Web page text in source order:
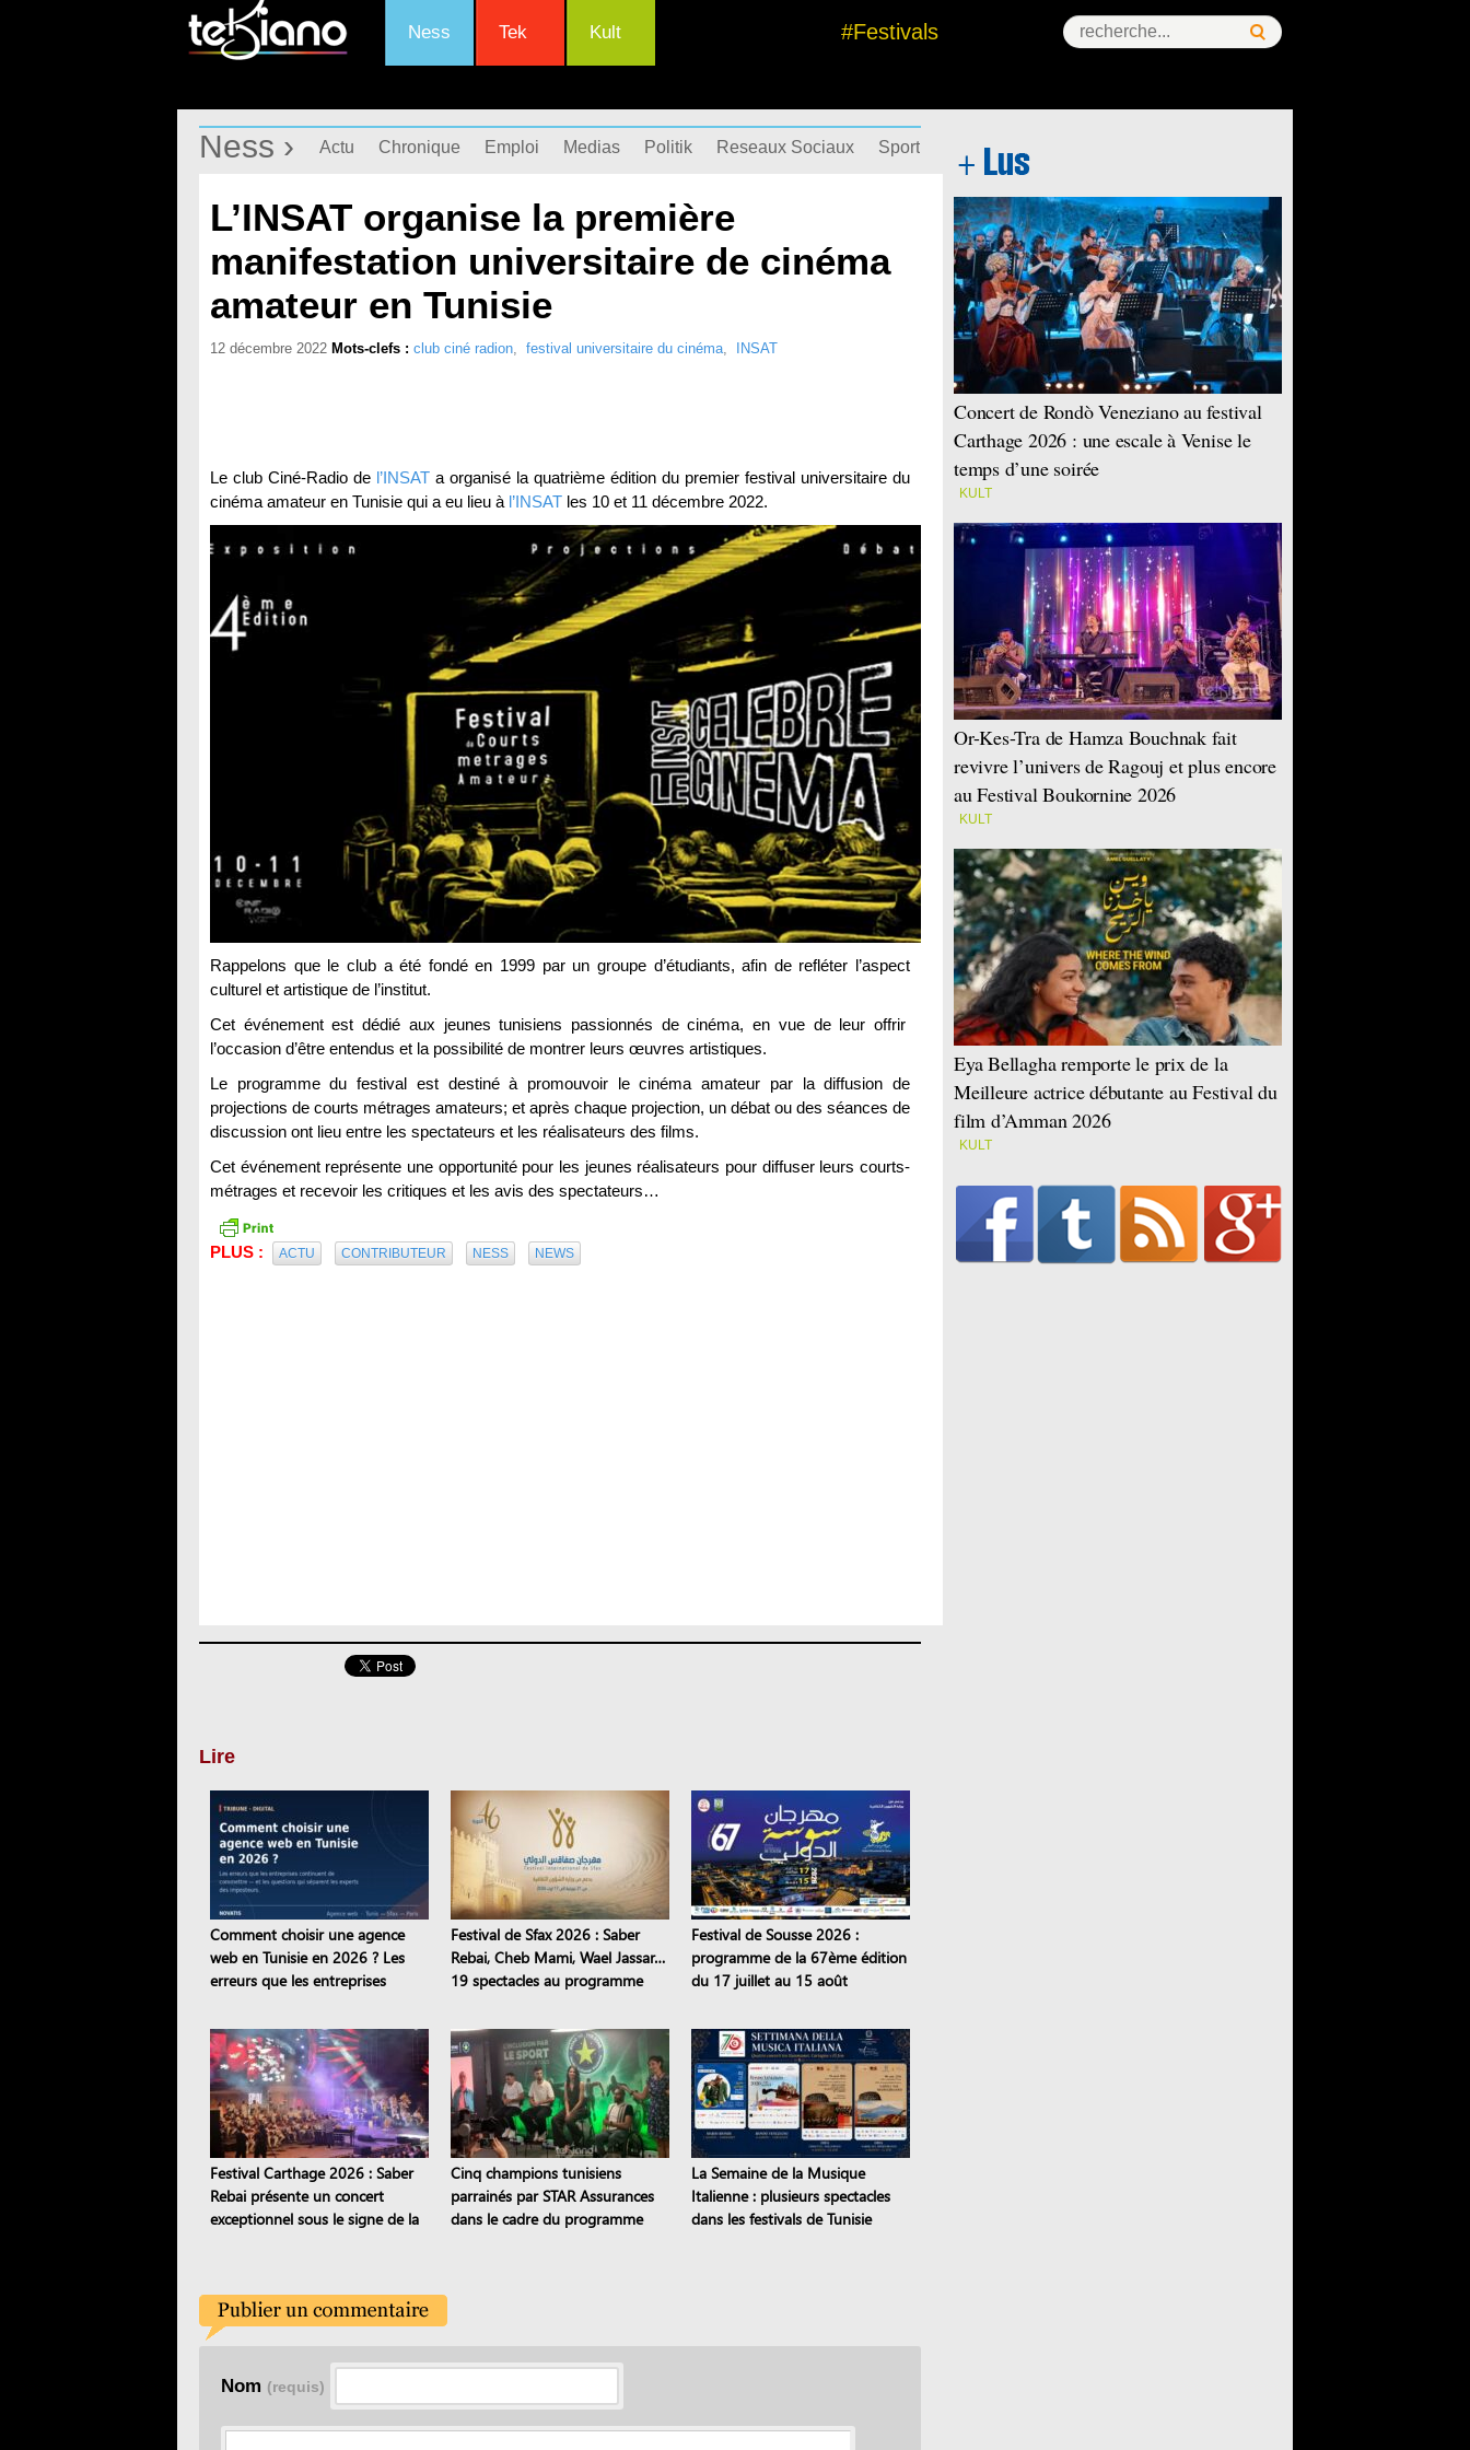
Ness Tek Kult #Festivals
Ness › Actu Chronique Emploi Medias Politik Reseaux Sociaux Sport Success Story
L’INSAT organise la première
manifestation universitaire de cinéma
amateur en Tunisie
12 décembre 2022 Mots-clefs : club ciné radion, festival universitaire du cinéma, INSAT
Le club Ciné-Radio de l’INSAT a organisé la quatrième édition du premier festival universitaire du
cinéma amateur en Tunisie qui a eu lieu à l’INSAT les 10 et 11 décembre 2022.
Rappelons que le club a été fondé en 1999 par un groupe d’étudiants, afin de refléter l’aspect
culturel et artistique de l’institut.
Cet événement est dédié aux jeunes tunisiens passionnés de cinéma, en vue de leur offrir
l’occasion d’être entendus et la possibilité de montrer leurs œuvres artistiques.
Le programme du festival est destiné à promouvoir le cinéma amateur par la diffusion de
projections de courts métrages amateurs; et après chaque projection, un débat ou des séances de
discussion ont lieu entre les spectateurs et les réalisateurs des films.
Cet événement représente une opportunité pour les jeunes réalisateurs pour diffuser leurs courts-
métrages et recevoir les critiques et les avis des spectateurs…
PLUS : ACTU CONTRIBUTEUR NESS NEWS
Lire
Comment choisir une agence
web en Tunisie en 2026 ? Les
erreurs que les entreprises
Festival de Sfax 2026 : Saber
Rebai, Cheb Mami, Wael Jassar…
19 spectacles au programme
Festival de Sousse 2026 :
programme de la 67ème édition
du 17 juillet au 15 août
Festival Carthage 2026 : Saber
Rebai présente un concert
exceptionnel sous le signe de la
Cinq champions tunisiens
parrainés par STAR Assurances
dans le cadre du programme
La Semaine de la Musique
Italienne : plusieurs spectacles
dans les festivals de Tunisie
Nom (requis)
Concert de Rondò Veneziano au festival
Carthage 2026 : une escale à Venise le
temps d’une soirée
KULT
Or-Kes-Tra de Hamza Bouchnak fait
revivre l’univers de Ragouj et plus encore
au Festival Boukornine 2026
KULT
Eya Bellagha remporte le prix de la
Meilleure actrice débutante au Festival du
film d’Amman 2026
KULT